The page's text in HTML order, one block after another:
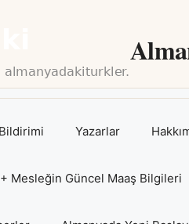
Yazarlar
Mesleğin Güncel Maaş Bilgileri